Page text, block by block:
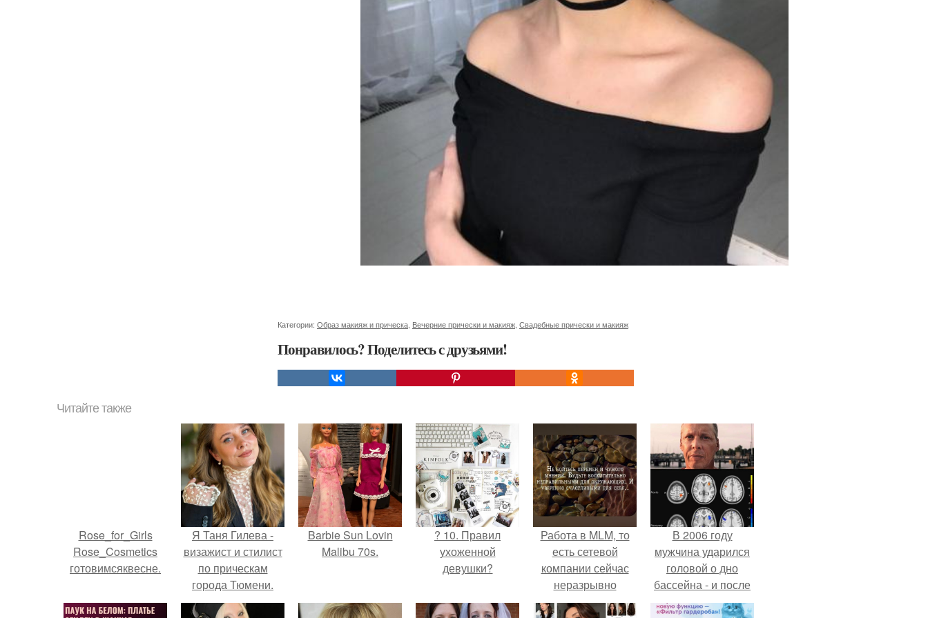
Категории: Образ макияж и прическа Вечерние прически и макияж Свадебные прически и макияж
Понравилось? Поделитесь с друзьями!
Читайте также
Rose_for_Girls
Rose_Cosmetics
готовимсяквесне.
Я Таня Гилева -
визажист и стилист
по прическам
города Тюмени.
Barbie Sun Lovin
Malibu 70s.
? 10. Правил
ухоженной
девушки?
Работа в MLM, то
есть сетевой
компании сейчас
неразрывно
связана с создание
В 2006 году
мужчина ударился
головой о дно
бассейна - и после
этого его жизнь